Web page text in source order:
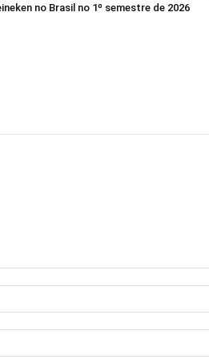
no Brasil no 1º semestre de 2026